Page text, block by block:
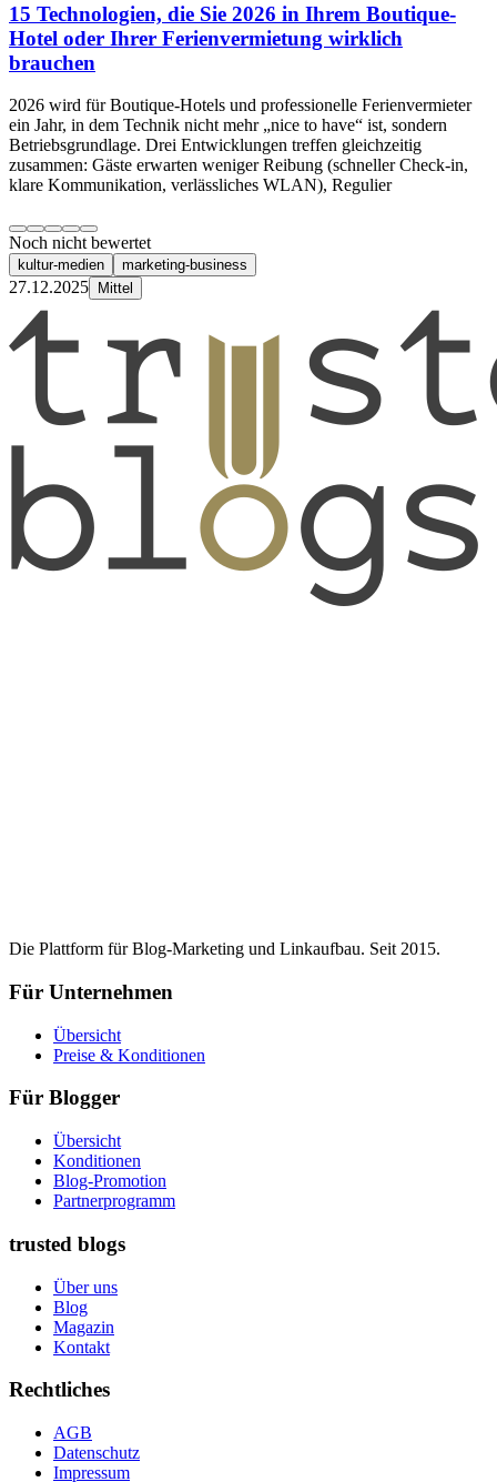
15 Technologien, die Sie 2026 in Ihrem Boutique-
Hotel oder Ihrer Ferienvermietung wirklich
brauchen
2026 wird für Boutique-Hotels und professionelle Ferienvermieter
ein Jahr, in dem Technik nicht mehr „nice to have“ ist, sondern
Betriebsgrundlage. Drei Entwicklungen treffen gleichzeitig
zusammen: Gäste erwarten weniger Reibung (schneller Check-in,
klare Kommunikation, verlässliches WLAN), Regulier
Noch nicht bewertet
kultur-medien marketing-business
27.12.2025 Mittel
Die Plattform für Blog-Marketing und Linkaufbau. Seit 2015.
Für Unternehmen
Übersicht
Preise & Konditionen
Für Blogger
Übersicht
Konditionen
Blog-Promotion
Partnerprogramm
trusted blogs
Über uns
Blog
Magazin
Kontakt
Rechtliches
AGB
Datenschutz
Impressum